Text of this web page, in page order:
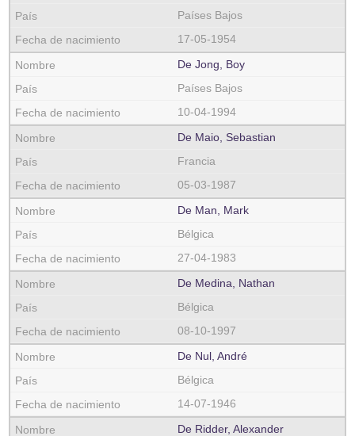
Países Bajos
17-05-1954
De Jong, Boy
Países Bajos
10-04-1994
De Maio, Sebastian
Francia
05-03-1987
De Man, Mark
Bélgica
27-04-1983
De Medina, Nathan
Bélgica
08-10-1997
De Nul, André
Bélgica
14-07-1946
De Ridder, Alexander